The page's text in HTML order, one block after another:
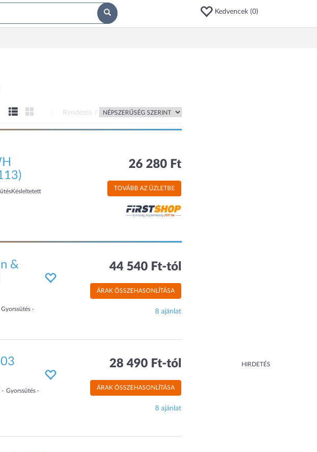
Kedvencek (0)
HIRDETÉS
Rendezés /
26 280 Ft
TOVÁBB AZ ÜZLETBE
&
Gyorssütés
44 540 Ft-tól
ÁRAK ÖSSZEHASONLÍTÁSA
8 ajánlat
Gyorssütés
28 490 Ft-tól
ÁRAK ÖSSZEHASONLÍTÁSA
8 ajánlat